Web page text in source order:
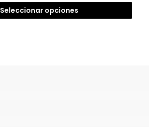
Seleccionar opciones